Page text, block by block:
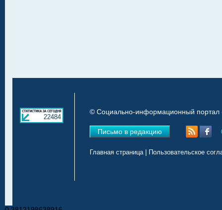
22484
© Социально-информационный портал
Письмо в редакцию
Главная страница| Пользовательское